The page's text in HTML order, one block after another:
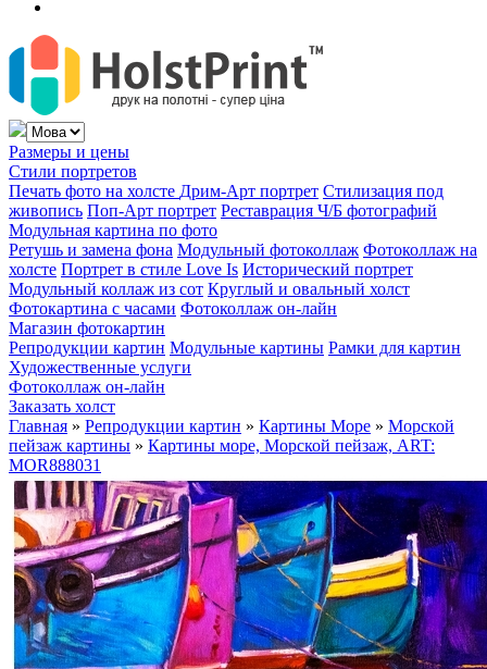
Размеры и цены
Стили портретов
Печать фото на холсте Дрим-Арт портрет Стилизация под
живопись Поп-Арт портрет Реставрация Ч/Б фотографий
Модульная картина по фото
Ретушь и замена фона Модульный фотоколлаж Фотоколлаж на
холсте Портрет в стиле Love Is Исторический портрет
Модульный коллаж из сот Круглый и овальный холст
Фотокартина с часами Фотоколлаж он-лайн
Магазин фотокартин
Репродукции картин Модульные картины Рамки для картин
Художественные услуги
Фотоколлаж он-лайн
Заказать холст
Главная » Репродукции картин » Картины Море » Морской
пейзаж картины » Картины море, Морской пейзаж, ART:
MOR888031